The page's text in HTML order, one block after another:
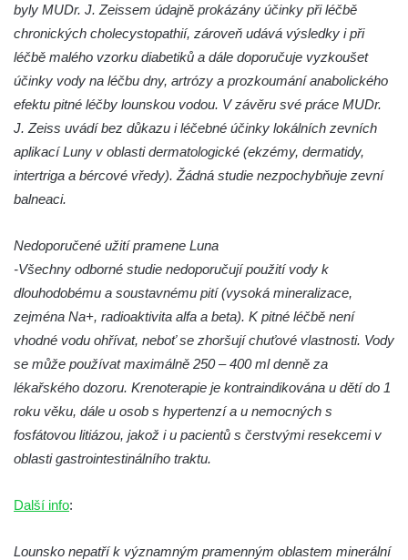
byly MUDr. J. Zeissem údajně prokázány účinky při léčbě
chronických cholecystopathií, zároveň udává výsledky i při
léčbě malého vzorku diabetiků a dále doporučuje vyzkoušet
účinky vody na léčbu dny, artrózy a prozkoumání anabolického
efektu pitné léčby lounskou vodou. V závěru své práce MUDr.
J. Zeiss uvádí bez důkazu i léčebné účinky lokálních zevních
aplikací Luny v oblasti dermatologické (ekzémy, dermatidy,
intertriga a bércové vředy). Žádná studie nezpochybňuje zevní
balneaci.
Nedoporučené užití pramene Luna
-Všechny odborné studie nedoporučují použití vody k
dlouhodobému a soustavnému pití (vysoká mineralizace,
zejména Na+, radioaktivita alfa a beta). K pitné léčbě není
vhodné vodu ohřívat, neboť se zhoršují chuťové vlastnosti. Vody
se může používat maximálně 250 – 400 ml denně za
lékařského dozoru. Krenoterapie je kontraindikována u dětí do 1
roku věku, dále u osob s hypertenzí a u nemocných s
fosfátovou litiázou, jakož i u pacientů s čerstvými resekcemi v
oblasti gastrointestinálního traktu.
Další info:
Lounsko nepatří k významným pramenným oblastem minerální